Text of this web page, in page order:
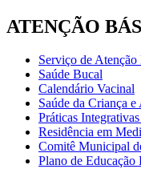
ATENÇÃO
Serviço de
Saúde Bucal
Calendário Vacinal
Saúde da Criança e
Práticas
Residência em
Comitê Municipal
Plano de Educação